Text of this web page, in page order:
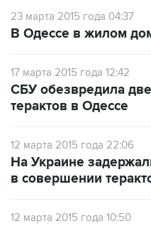
23 марта 2015 года 04:37
В Одессе в жилом
17 марта 2015 года 12:42
СБУ обезвредила
терактов в Одессе
12 марта 2015 года 22:06
На Украине
в совершении
12 марта 2015 года 10:50